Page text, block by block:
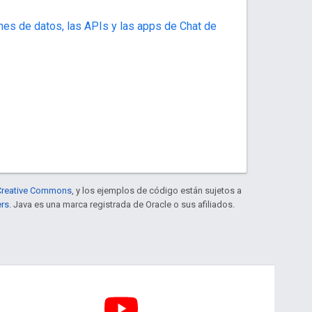
de datos, las APIs y las apps de Chat de
Commons , y los ejemplos de código están sujetos a
. Java es una marca registrada de Oracle o sus afiliados.